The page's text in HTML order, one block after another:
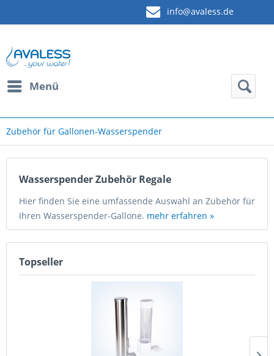
info@avaless.de
Menü
Zubehör für Gallonen-Wasserspender
Wasserspender Zubehör Regale
Hier finden Sie eine umfassende Auswahl an Zubehör für
Ihren Wasserspender-Gallone. mehr erfahren »
Topseller